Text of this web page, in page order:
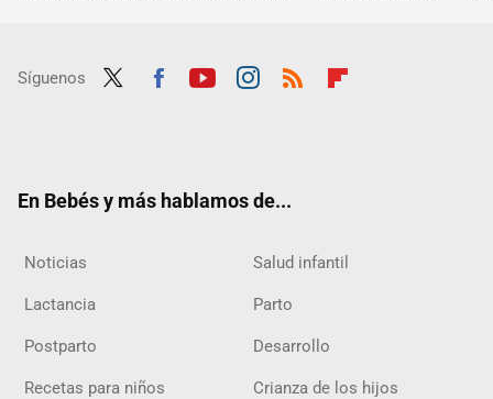
Síguenos
En Bebés y más hablamos de...
Noticias Salud infantil
Lactancia Parto
Postparto Desarrollo
Recetas para niños Crianza de los hijos